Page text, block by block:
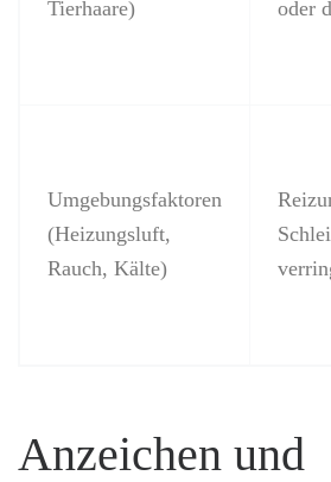
Tierhaare) oder
Umgebungsfaktoren
(Heizungsluft,
Rauch, Kälte)
Anzeichen und